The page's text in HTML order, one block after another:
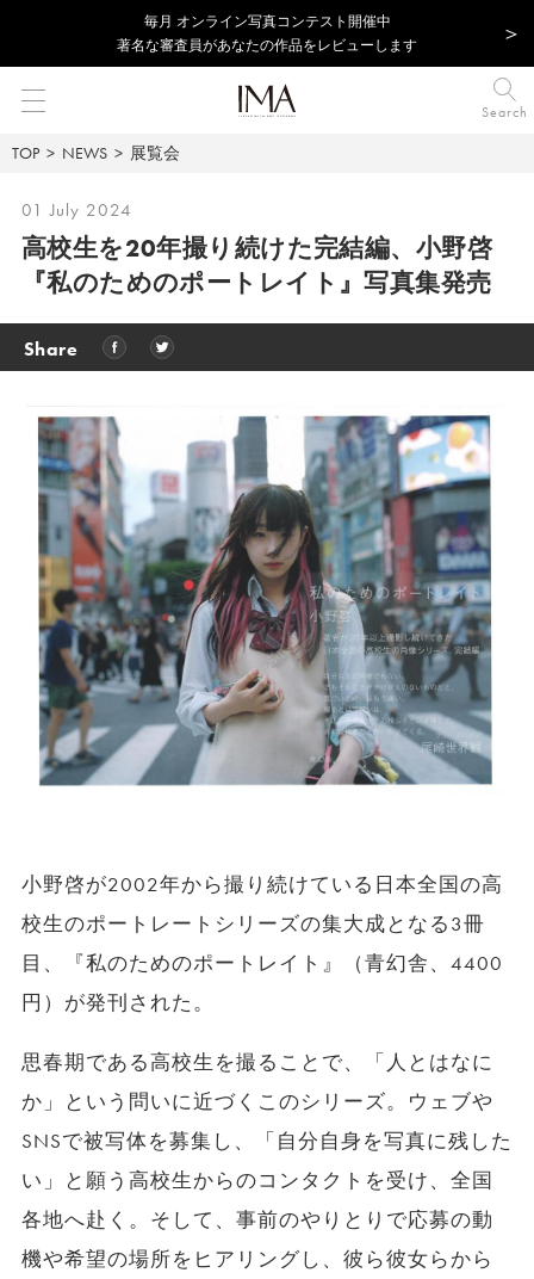
毎⽉ オンライン写真コンテスト開催中
著名な審査員があなたの作品をレビューします
Search
TOP NEWS 展覧会
01 July 2024
高校生を20年撮り続けた完結編、小野啓
『私のためのポートレイト』写真集発売
Share
小野啓が2002年から撮り続けている日本全国の高
校生のポートレートシリーズの集大成となる3冊
目、『私のためのポートレイト』（青幻舎、4400
円）が発刊された。
思春期である高校生を撮ることで、「人とはなに
か」という問いに近づくこのシリーズ。ウェブや
SNSで被写体を募集し、「自分自身を写真に残した
い」と願う高校生からのコンタクトを受け、全国
各地へ赴く。そして、事前のやりとりで応募の動
機や希望の場所をヒアリングし、彼ら彼女らから